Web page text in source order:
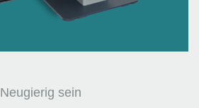
Neugierig sein